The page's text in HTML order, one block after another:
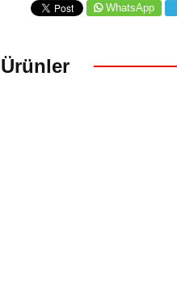
WhatsApp